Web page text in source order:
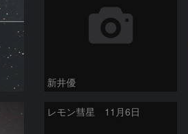
新井優
レモン彗星 11月6日